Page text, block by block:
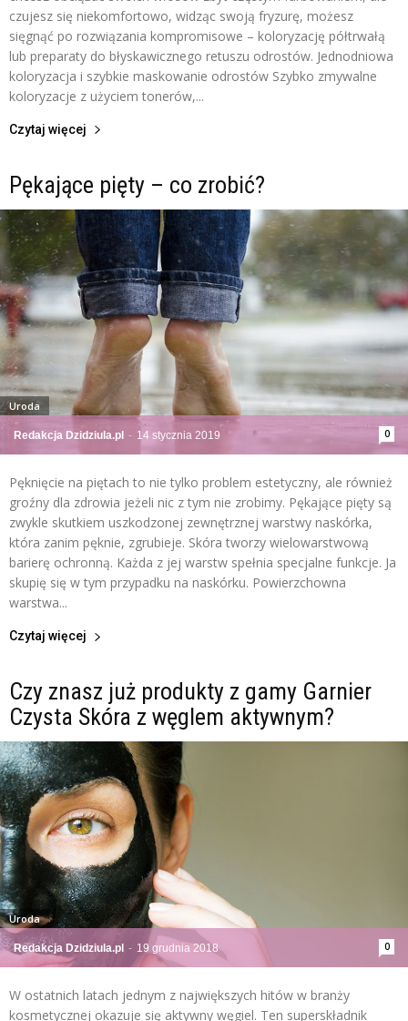
czujesz się niekomfortowo, widząc swoją fryzurę, możesz
sięgnąć po rozwiązania kompromisowe – koloryzację półtrwałą
lub preparaty do błyskawicznego retuszu odrostów. Jednodniowa
koloryzacja i szybkie maskowanie odrostów Szybko zmywalne
koloryzacje z użyciem tonerów,...
Czytaj więcej
Pękające pięty – co zrobić?
Redakcja Dzidziula.pl - 14 stycznia 2019 0
Uroda
Pęknięcie na piętach to nie tylko problem estetyczny, ale również
groźny dla zdrowia jeżeli nic z tym nie zrobimy. Pękające pięty są
zwykle skutkiem uszkodzonej zewnętrznej warstwy naskórka,
która zanim pęknie, zgrubieje. Skóra tworzy wielowarstwową
barierę ochronną. Każda z jej warstw spełnia specjalne funkcje. Ja
skupię się w tym przypadku na naskórku. Powierzchowna
warstwa...
Czytaj więcej
Czy znasz już produkty z gamy Garnier
Czysta Skóra z węglem aktywnym?
Redakcja Dzidziula.pl - 19 grudnia 2018 0
Uroda
W ostatnich latach jednym z największych hitów w branży
kosmetycznej okazuje się aktywny węgiel. Ten superskładnik